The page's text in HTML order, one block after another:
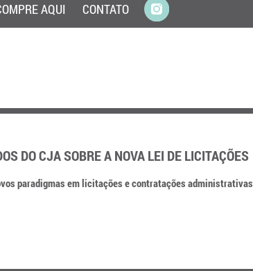
AQUI CONTATO
DO CJA SOBRE A NOVA LEI DE LICITAÇÕES
paradigmas em licitações e contratações administrativas